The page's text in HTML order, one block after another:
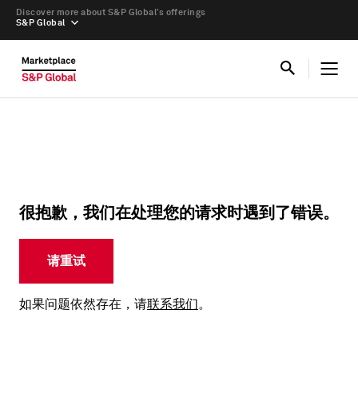
S&P Global
Discover more about S&P Global’s offerings
很抱歉，我们在处理您的请求时遇到了错误。
请重试
如果问题依然存在，请联系我们。